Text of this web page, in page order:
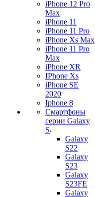
iPhone 12 Pro
Max
iPhone 11
iPhone 11 Pro
iPhone Xs Max
iPhone 11 Pro
Max
iPhone XR
IPhone Xs
iPhone SE
2020
Iphone 8
Смартфоны
серии Galaxy
S
Galaxy
S22
Galaxy
S23
Galaxy
S23FE
Galaxy